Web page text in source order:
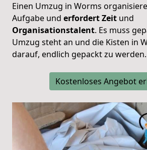
Einen Umzug in Worms
Aufgabe und erfordert Zeit und
Organisationstalent. Es muss
Umzug steht an und die Kisten in
darauf, endlich gepackt zu werden.
Kostenloses Angebot